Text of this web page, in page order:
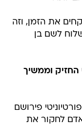
את הזמן, וזה
לשם בן
וממשיך
פירושם
אדם לחקור את